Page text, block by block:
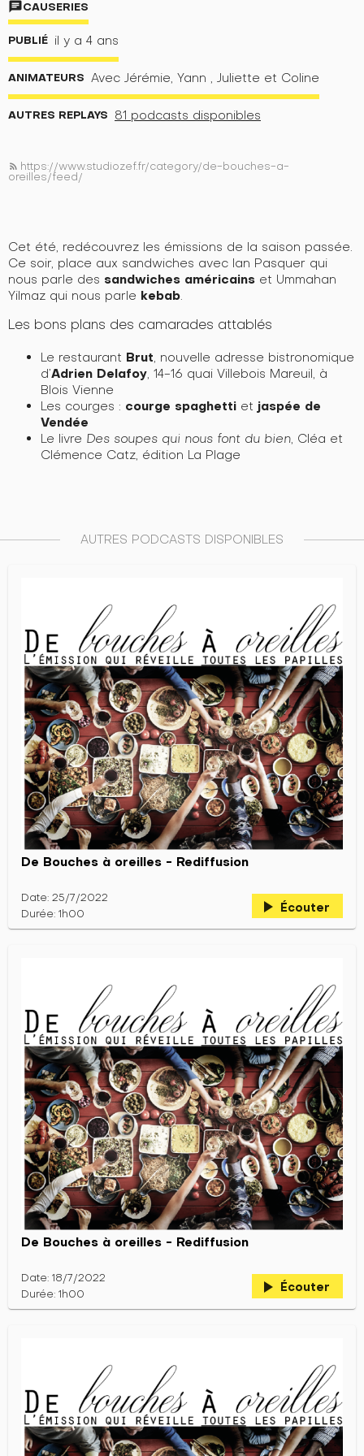
chatCAUSERIES
PUBLIÉ il y a 4 ans
ANIMATEURS Avec Jérémie, Yann , Juliette et Coline
AUTRES REPLAYS 81 podcasts disponibles
rss_feed https://www.studiozef.fr/category/de-bouches-a-
oreilles/feed/
Cet été, redécouvrez les émissions de la saison passée.
Ce soir, place aux sandwiches avec Ian Pasquer qui
nous parle des sandwiches américains et Ummahan
Yilmaz qui nous parle kebab.
Les bons plans des camarades attablés
Le restaurant Brut, nouvelle adresse bistronomique
d’Adrien Delafoy, 14-16 quai Villebois Mareuil, à
Blois Vienne
Les courges : courge spaghetti et jaspée de
Vendée
Le livre Des soupes qui nous font du bien, Cléa et
Clémence Catz, édition La Plage
AUTRES PODCASTS DISPONIBLES
De Bouches à oreilles - Rediffusion
Date: 25/7/2022
Durée: 1h00
play_arrow Écouter
De Bouches à oreilles - Rediffusion
Date: 18/7/2022
Durée: 1h00
play_arrow Écouter